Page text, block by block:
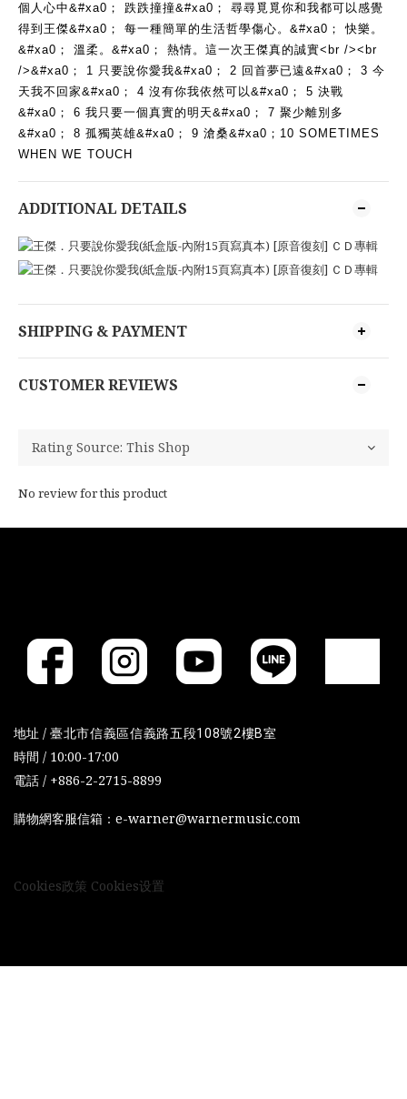
個人心中&#xa0； 跌跌撞撞&#xa0； 尋尋覓覓你和我都可以感覺
得到王傑&#xa0； 每一種簡單的生活哲學傷心。&#xa0； 快樂。
&#xa0； 溫柔。&#xa0； 熱情。這一次王傑真的誠實<br /><br
/>&#xa0； 1 只要說你愛我&#xa0； 2 回首夢已遠&#xa0； 3 今
天我不回家&#xa0； 4 沒有你我依然可以&#xa0； 5 決戰
&#xa0； 6 我只要一個真實的明天&#xa0； 7 聚少離別多
&#xa0； 8 孤獨英雄&#xa0； 9 滄桑&#xa0；10 SOMETIMES
WHEN WE TOUCH
ADDITIONAL DETAILS
SHIPPING & PAYMENT
CUSTOMER REVIEWS
No review for this product
地址 / 臺北市信義區信義路五段108號2樓B室
時間 / 10:00-17:00
電話 / +886-2-2715-8899
購物網客服信箱：e-warner@warnermusic.com
Cookies政策 Cookies设置